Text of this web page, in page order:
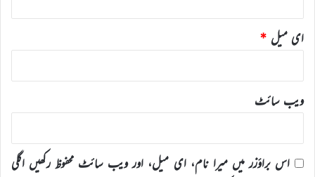
ای میل *
ویب‌ سائٹ
اس براؤزر میں میرا نام، ای میل، اور ویب سائٹ محفوظ رکھیں اگلی